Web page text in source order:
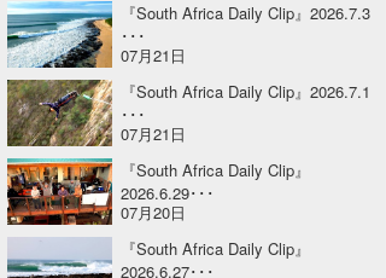
『South Africa Daily Clip』2026.7.3
･･･
07月21日
『South Africa Daily Clip』2026.7.1
･･･
07月21日
『South Africa Daily Clip』
2026.6.29･･･
07月20日
『South Africa Daily Clip』
2026.6.27･･･
DELTA FORCE SURF
CBA Films
熊谷素子
進士剛光
田原啓江
植村未来
NOBUFUKU
大野”MAR”修聖
Aichan
chan-U
ECE
G◎Da
H